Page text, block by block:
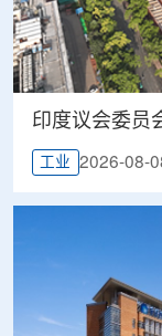
印度议会委员
工业 2026-08-